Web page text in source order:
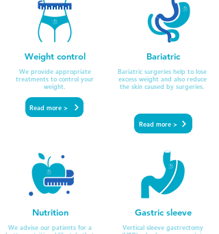
Weight control
We provide appropriate
treatments to control your
weight.
Read more >
Bariatric
Bariatric surgeries help to lose
excess weight and also reduce
the skin caused by surgeries.
Read more >
Nutrition
We advise our patients for a
Gastric sleeve
Vertical sleeve gastrectomy